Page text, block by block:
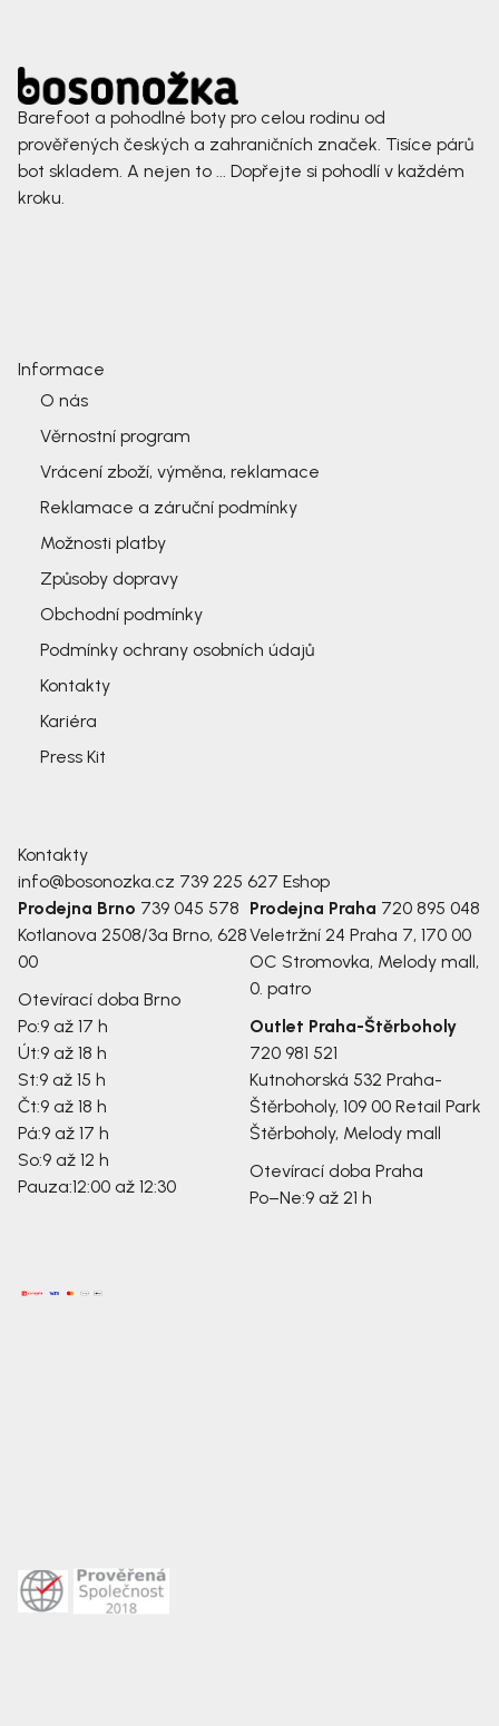
Barefoot a pohodlné boty pro celou rodinu od
prověřených českých a zahraničních značek. Tisíce párů
bot skladem. A nejen to ... Dopřejte si pohodlí v každém
kroku.
Informace
O nás
Věrnostní program
Vrácení zboží, výměna, reklamace
Reklamace a záruční podmínky
Možnosti platby
Způsoby dopravy
Obchodní podmínky
Podmínky ochrany osobních údajů
Kontakty
Kariéra
Press Kit
Kontakty
info@bosonozka.cz 739 225 627 Eshop
Prodejna Brno 739 045 578
Kotlanova 2508/3a Brno, 628
00
Otevírací doba Brno
Po:9 až 17 h
Út:9 až 18 h
St:9 až 15 h
Čt:9 až 18 h
Pá:9 až 17 h
So:9 až 12 h
Pauza:12:00 až 12:30
Prodejna Praha 720 895 048
Veletržní 24 Praha 7, 170 00
OC Stromovka, Melody mall,
0. patro
Outlet Praha-Štěrboholy
720 981 521
Kutnohorská 532 Praha-
Štěrboholy, 109 00 Retail Park
Štěrboholy, Melody mall
Otevírací doba Praha
Po–Ne:9 až 21 h